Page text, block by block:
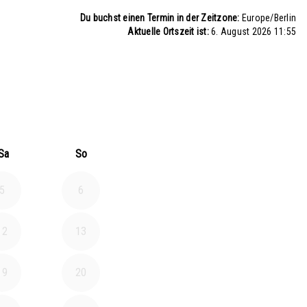
Du buchst einen Termin in der Zeitzone: Europe/Berlin
Aktuelle Ortszeit ist:6. August 2026 11:55
So
5 6
13
20